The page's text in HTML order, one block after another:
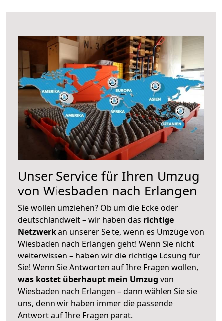
Unser Service für Ihren Umzug
von Wiesbaden nach Erlangen
Sie wollen umziehen? Ob um die Ecke oder
deutschlandweit – wir haben das richtige
Netzwerkan unserer Seite, wenn es Umzüge von
Wiesbaden nach Erlangen geht! Wenn Sie nicht
weiterwissen – haben wir die richtige Lösung für
Sie! Wenn Sie Antworten auf Ihre Fragen wollen,
was kostet überhaupt mein Umzug von
Wiesbaden nach Erlangen – dann wählen Sie sie
uns, denn wir haben immer die passende
Antwort auf Ihre Fragen parat.